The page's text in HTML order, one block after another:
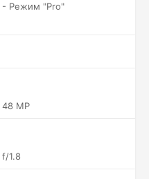
- Режим "Pro"
48 MP
f/1.8